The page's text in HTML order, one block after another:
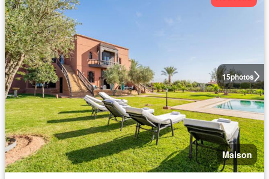
15photos
Maison